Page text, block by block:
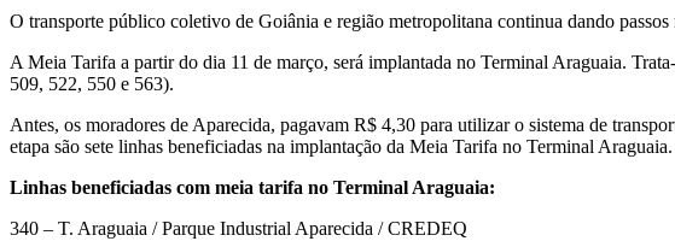
O transporte público coletivo de Goiânia e região metropolitana continua dando
A Meia Tarifa a partir do dia 11 de março, será implantada no Terminal Araguaia.
509, 522, 550 e 563).
Antes, os moradores de Aparecida, pagavam R$ 4,30 para utilizar o sistema de
etapa são sete linhas beneficiadas na implantação da Meia Tarifa no Terminal Araguaia.
Linhas beneficiadas com meia tarifa no Terminal Araguaia:
340 – T. Araguaia / Parque Industrial Aparecida / CREDEQ